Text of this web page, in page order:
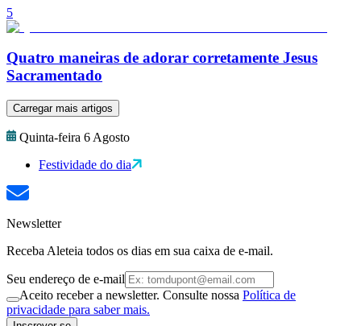
5
Quatro maneiras de adorar corretamente Jesus
Sacramentado
Carregar mais artigos
Quinta-feira 6 Agosto
Festividade do dia
Newsletter
Receba Aleteia todos os dias em sua caixa de e-mail.
Seu endereço de e-mail
Aceito receber a newsletter. Consulte nossa Política de
privacidade para saber mais.